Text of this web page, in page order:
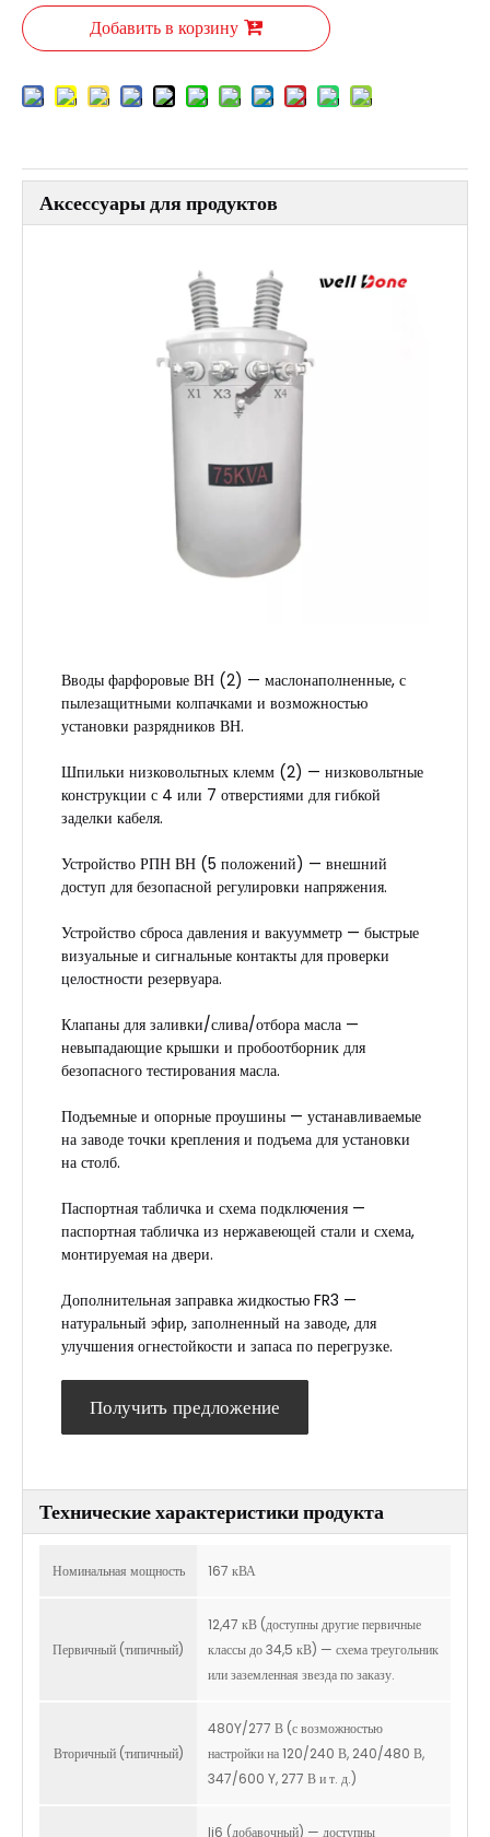
Добавить в корзину
Аксессуары для продуктов
Вводы фарфоровые ВН (2) — маслонаполненные, с
пылезащитными колпачками и возможностью
установки разрядников ВН.
Шпильки низковольтных клемм (2) — низковольтные
конструкции с 4 или 7 отверстиями для гибкой
заделки кабеля.
Устройство РПН ВН (5 положений) — внешний
доступ для безопасной регулировки напряжения.
Устройство сброса давления и вакуумметр — быстрые
визуальные и сигнальные контакты для проверки
целостности резервуара.
Клапаны для заливки/слива/отбора масла —
невыпадающие крышки и пробоотборник для
безопасного тестирования масла.
Подъемные и опорные проушины — устанавливаемые
на заводе точки крепления и подъема для установки
на столб.
Паспортная табличка и схема подключения —
паспортная табличка из нержавеющей стали и схема,
монтируемая на двери.
Дополнительная заправка жидкостью FR3 —
натуральный эфир, заполненный на заводе, для
улучшения огнестойкости и запаса по перегрузке.
Получить предложение
Технические характеристики продукта
Номинальная мощность 167 кВА
Первичный (типичный)
12,47 кВ (доступны другие первичные
классы до 34,5 кВ) — схема треугольник
или заземленная звезда по заказу.
Вторичный (типичный)
480Y/277 В (с возможностью
настройки на 120/240 В, 240/480 В,
347/600 Y, 277 В и т. д.)
Ii6 (добавочный) — доступны